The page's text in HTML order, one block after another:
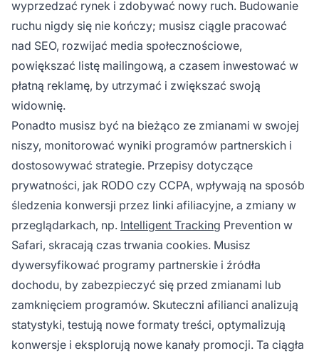
wyprzedzać rynek i zdobywać nowy ruch. Budowanie
ruchu nigdy się nie kończy; musisz ciągle pracować
nad SEO, rozwijać media społecznościowe,
powiększać listę mailingową, a czasem inwestować w
płatną reklamę, by utrzymać i zwiększać swoją
widownię.
Ponadto musisz być na bieżąco ze zmianami w swojej
niszy, monitorować wyniki programów partnerskich i
dostosowywać strategie. Przepisy dotyczące
prywatności, jak RODO czy CCPA, wpływają na sposób
śledzenia konwersji przez linki afiliacyjne, a zmiany w
przeglądarkach, np. Intelligent Tracking Prevention w
Safari, skracają czas trwania cookies. Musisz
dywersyfikować programy partnerskie i źródła
dochodu, by zabezpieczyć się przed zmianami lub
zamknięciem programów. Skuteczni afilianci analizują
statystyki, testują nowe formaty treści, optymalizują
konwersje i eksplorują nowe kanały promocji. Ta ciągła